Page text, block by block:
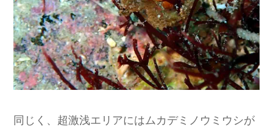
同じく、超激浅エリアにはムカデミノウミウシが